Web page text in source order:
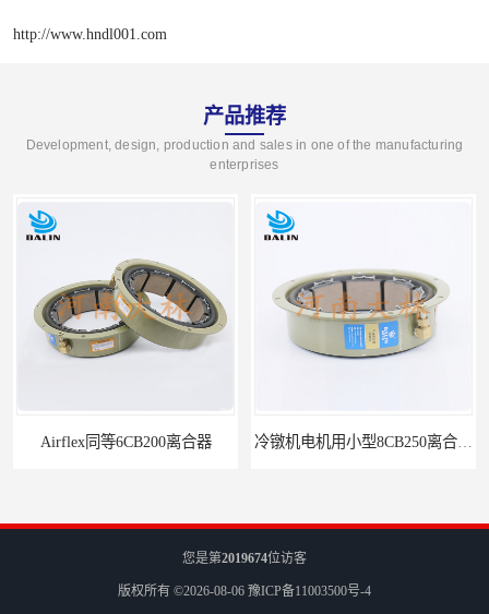
http://www.hndl001.com
产品推荐
Development, design, production and sales in one of the manufacturing
enterprises
气胎鼓式小型4CB200离合器刹车
您是第2019674位访客
版权所有 ©2026-08-06 豫ICP备11003500号-4